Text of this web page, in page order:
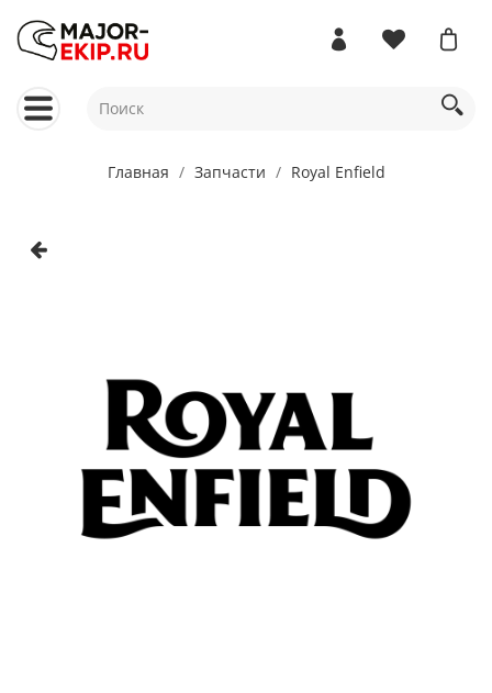
Главная Запчасти Royal Enfield